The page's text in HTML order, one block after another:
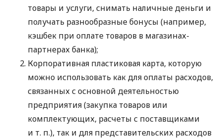
товары и услуги, снимать наличные деньги и
получать разнообразные бонусы (например,
кэшбек при оплате товаров в магазинах-
партнерах банка);
Корпоративная пластиковая карта, которую
можно использовать как для оплаты расходов,
связанных с основной деятельностью
предприятия (закупка товаров или
комплектующих, расчеты с поставщиками
и т. п.), так и для представительских расходов